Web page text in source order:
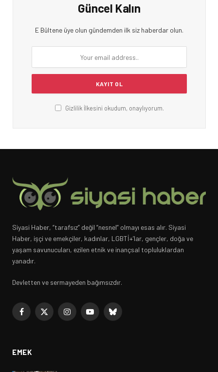
Güncel Kalın
E Bültene üye olun gündemden ilk siz haberdar olun.
Gizlilik İlkesini okudum, onaylıyorum.
Siyasi Haber, “tarafsız” değil “nesnel” olmayı esas alır. Siyasi
Haber, işçi ve emekçiler, kadınlar, LGBTİ+’lar, gençler, doğa ve
yaşam savunucuları, ezilen etnik ve inançsal topluluklardan
yanadır.
Devletten ve sermayeden bağımsızdır.
Facebook
X
InstagramYouTubeBluesky
EMEK